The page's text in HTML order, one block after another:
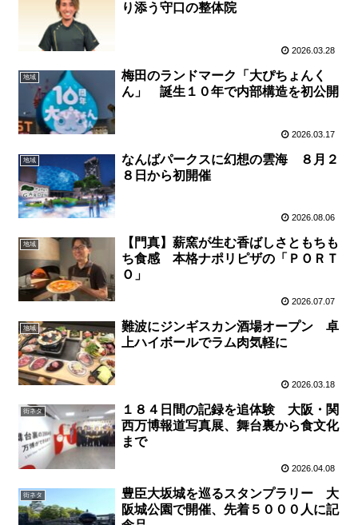
り添う守口の整体院
2026.03.28
地域
梅田のランドマーク「大ぴちょんく
ん」 誕生１０年で内部構造を初公開
2026.03.17
地域
なんばパークスに幻想の雲海 ８月２
８日から初開催
2026.08.06
地域
【門真】薪窯が生む香ばしさともちも
ち食感 本格ナポリピザの「ＰＯＲＴ
Ｏ」
2026.07.07
地域
難波にジンギスカン酒場オープン 卓
上ハイボールでラム肉気軽に
2026.03.18
街ネタ
１８４日間の記録を追体験 大阪・関
西万博報道写真展、舞台裏から食文化
まで
2026.04.08
街ネタ
豊臣大坂城を巡るスタンプラリー 大
阪城公園で開催、先着５０００人に記